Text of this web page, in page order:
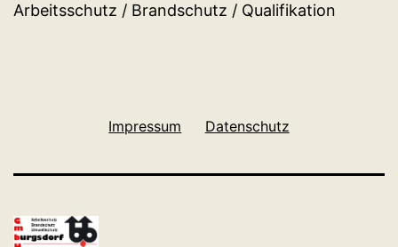
Arbeitsschutz / Brandschutz / Qualifikation
Impressum Datenschutz